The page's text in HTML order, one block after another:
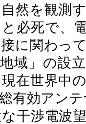
然を観測
必死で、
に関わっ
域」の設
在世界中
有効アン
干渉電波